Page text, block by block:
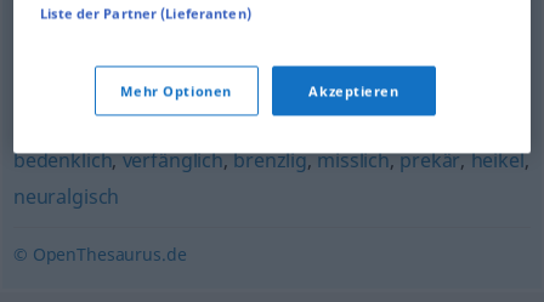
hochexplosiv (ugs., fig.),konfliktträchtig
konfliktgeladen
delikat,schwierig,haarig (ugs.),problematisch
bedenklich,verfänglich,brenzlig,misslich,prekär,heikel,
neuralgisch
© OpenThesaurus.de
Liste der Partner (Lieferanten)
Mehr Optionen Akzeptieren